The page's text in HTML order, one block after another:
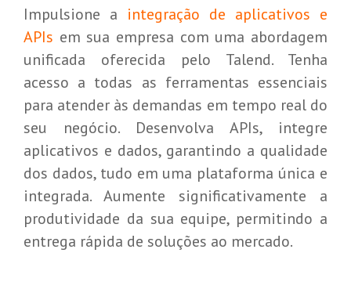
Impulsione a integração de aplicativos e
APIs em sua empresa com uma abordagem
unificada oferecida pelo Talend. Tenha
acesso a todas as ferramentas essenciais
para atender às demandas em tempo real do
seu negócio. Desenvolva APIs, integre
aplicativos e dados, garantindo a qualidade
dos dados, tudo em uma plataforma única e
integrada. Aumente significativamente a
produtividade da sua equipe, permitindo a
entrega rápida de soluções ao mercado.